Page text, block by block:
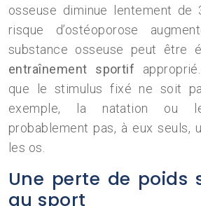
osseuse diminue lentement
risque d’ostéoporose
substance osseuse peut être
entraînement sportif
que le stimulus fixé ne soit
exemple, la natation ou
probablement pas, à eux seuls,
les os.
Une perte de poids
au sport